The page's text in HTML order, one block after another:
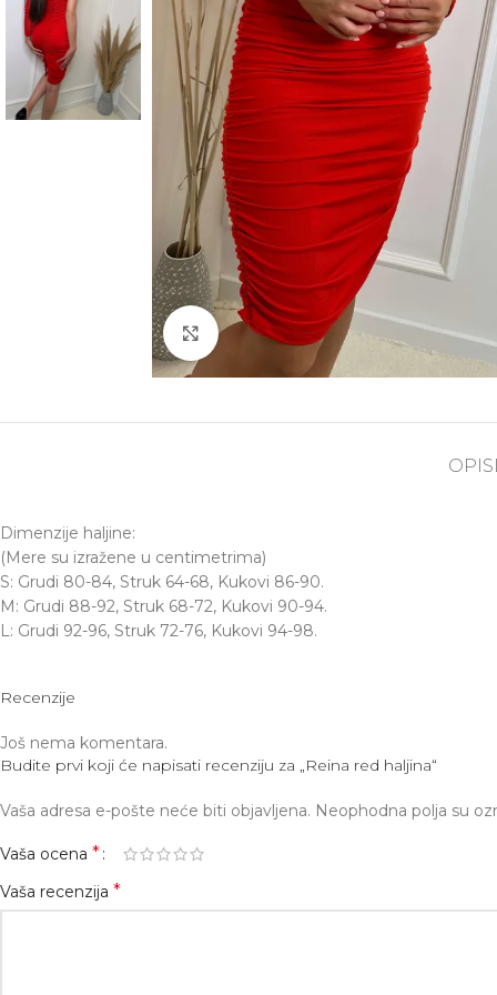
Kliknite za uvećanje
OPIS
Dimenzije haljine:
(Mere su izražene u centimetrima)
S: Grudi 80-84, Struk 64-68, Kukovi 86-90.
M: Grudi 88-92, Struk 68-72, Kukovi 90-94.
L: Grudi 92-96, Struk 72-76, Kukovi 94-98.
Recenzije
Još nema komentara.
Budite prvi koji će napisati recenziju za „Reina red haljina“
Vaša adresa e-pošte neće biti objavljena. Neophodna polja su
Vaša ocena *
Vaša recenzija *